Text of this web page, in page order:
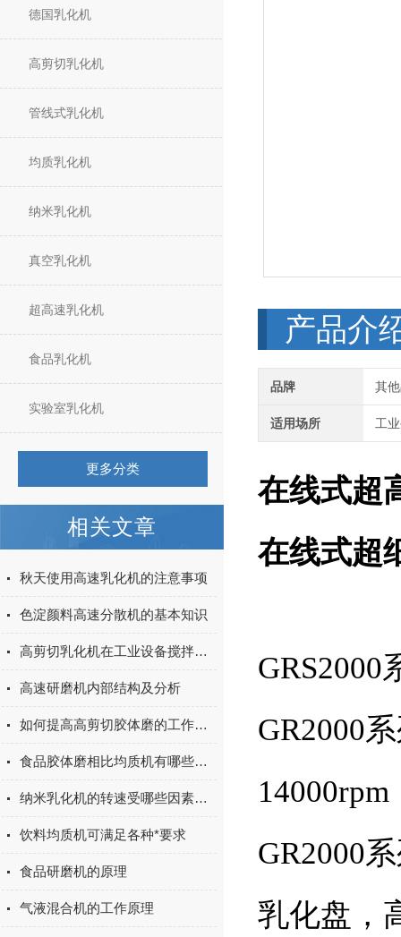
德国乳化机
高剪切乳化机
管线式乳化机
均质乳化机
纳米乳化机
真空乳化机
超高速乳化机
食品乳化机
实验室乳化机
更多分类
相关文章
秋天使用高速乳化机的注意事项
色淀颜料高速分散机的基本知识
高剪切乳化机在工业设备搅拌系统中有重要作用
高速研磨机内部结构及分析
如何提高高剪切胶体磨的工作效率
食品胶体磨相比均质机有哪些优势？
纳米乳化机的转速受哪些因素影响
饮料均质机可满足各种*要求
食品研磨机的原理
气液混合机的工作原理
产品介
品牌 其
适用场所 工
在线式超
在线式超
GRS2000
GR2000
GR2000
乳化盘，